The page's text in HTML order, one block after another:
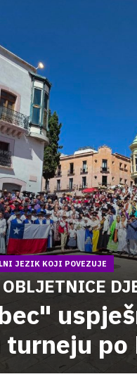
JEZIK KOJI POVEZUJE
po